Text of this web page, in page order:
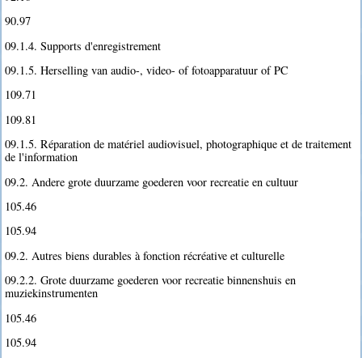
90.97
09.1.4. Supports d'enregistrement
09.1.5. Herselling van audio-, video- of fotoapparatuur of PC
109.71
109.81
09.1.5. Réparation de matériel audiovisuel, photographique et de traitement
de l'information
09.2. Andere grote duurzame goederen voor recreatie en cultuur
105.46
105.94
09.2. Autres biens durables à fonction récréative et culturelle
09.2.2. Grote duurzame goederen voor recreatie binnenshuis en
muziekinstrumenten
105.46
105.94